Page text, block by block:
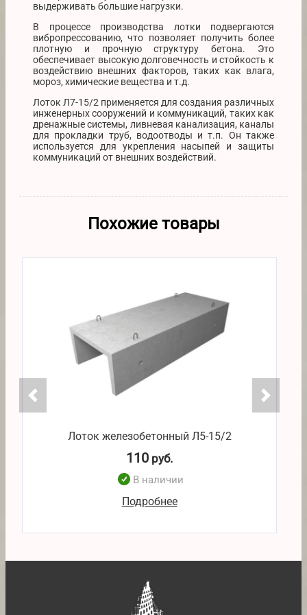
выдерживать большие нагрузки.
В процессе производства лотки подвергаются
вибропрессованию, что позволяет получить более
плотную и прочную структуру бетона. Это
обеспечивает высокую долговечность и стойкость к
воздействию внешних факторов, таких как влага,
мороз, химические вещества и т.д.
Лоток Л7-15/2 применяется для создания различных
инженерных сооружений и коммуникаций, таких как
дренажные системы, ливневая канализация, каналы
для прокладки труб, водоотводы и т.п. Он также
используется для укрепления насыпей и защиты
коммуникаций от внешних воздействий.
Похожие товары
Лоток железобетонный Л5-15/2
110 руб.
В наличии
Подробнее